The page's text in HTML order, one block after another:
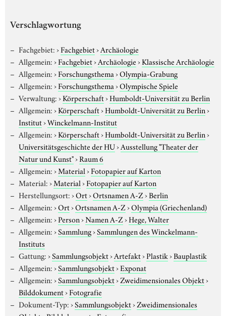
Verschlagwortung
Fachgebiet:›Fachgebiet›Archäologie
Allgemein:›Fachgebiet›Archäologie›Klassische Archäologie
Allgemein:›Forschungsthema›Olympia-Grabung
Allgemein:›Forschungsthema›Olympische Spiele
Verwaltung:›Körperschaft›Humboldt-Universität zu Berlin
Allgemein:›Körperschaft›Humboldt-Universität zu Berlin›
Institut›Winckelmann-Institut
Allgemein:›Körperschaft›Humboldt-Universität zu Berlin›
Universitätsgeschichte der HU›Ausstellung "Theater der
Natur und Kunst"›Raum 6
Allgemein:›Material›Fotopapier auf Karton
Material:›Material›Fotopapier auf Karton
Herstellungsort:›Ort›Ortsnamen A-Z›Berlin
Allgemein:›Ort›Ortsnamen A-Z›Olympia (Griechenland)
Allgemein:›Person›Namen A-Z›Hege, Walter
Allgemein:›Sammlung›Sammlungen des Winckelmann-
Instituts
Gattung:›Sammlungsobjekt›Artefakt›Plastik›Bauplastik
Allgemein:›Sammlungsobjekt›Exponat
Allgemein:›Sammlungsobjekt›Zweidimensionales Objekt›
Bilddokument›Fotografie
Dokument-Typ:›Sammlungsobjekt›Zweidimensionales